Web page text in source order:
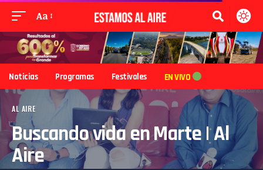
Aa
Noticias Programas Festivales EN VIVO
AL AIRE
Buscando vida en Marte | Al
Aire